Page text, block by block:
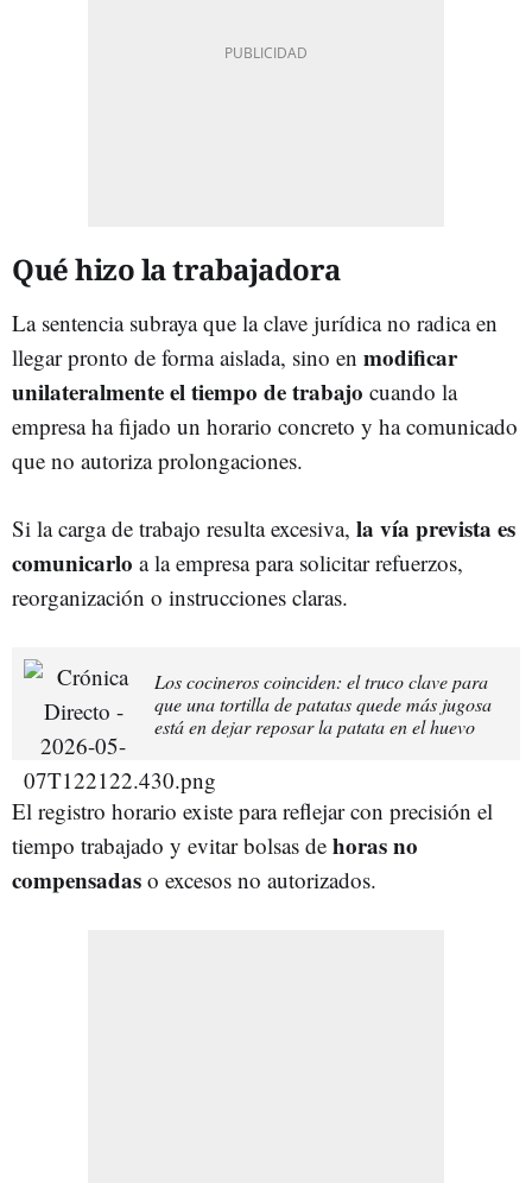
Qué hizo la trabajadora
La sentencia subraya que la clave jurídica no radica en
llegar pronto de forma aislada, sino en modificar
unilateralmente el tiempo de trabajo cuando la
empresa ha fijado un horario concreto y ha comunicado
que no autoriza prolongaciones.
Si la carga de trabajo resulta excesiva, la vía prevista es
comunicarlo a la empresa para solicitar refuerzos,
reorganización o instrucciones claras.
Los cocineros coinciden: el truco clave para
que una tortilla de patatas quede más jugosa
está en dejar reposar la patata en el huevo
El registro horario existe para reflejar con precisión el
tiempo trabajado y evitar bolsas de horas no
compensadas o excesos no autorizados.